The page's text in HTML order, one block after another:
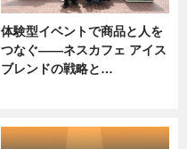
体験型イベントで商品と人を
つなぐ――ネスカフェ アイス
ブレンドの戦略と…